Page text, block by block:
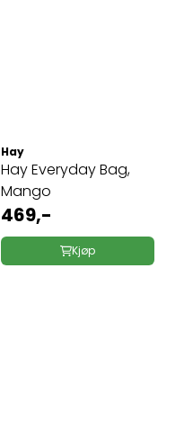
Hay
Hay Everyday Bag,
Mango
469,-
Kjøp